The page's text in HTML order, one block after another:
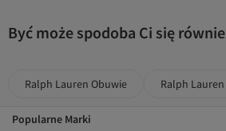
Być może spodoba Ci się
Ralph Lauren Obuwie Ralph
Popularne Marki